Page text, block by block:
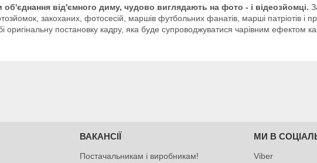
від'ємного диму, чудово виглядають на фото - і відеозйомці.
закоханих, фотосесій, маршів футбольних фанатів, марші патріотів і
постановку кадру, яка буде супроводжуватися чарівним ефектом
ВАКАНСІЇ
Постачальникам і виробникам!
МИ В
Viber